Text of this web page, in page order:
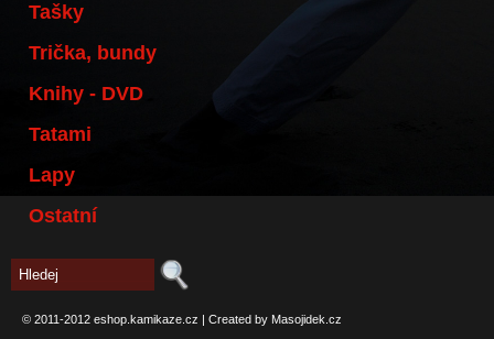
Tašky
Trička, bundy
Knihy - DVD
Tatami
Lapy
Ostatní
© 2011-2012 eshop.kamikaze.cz | Created by Masojidek.cz